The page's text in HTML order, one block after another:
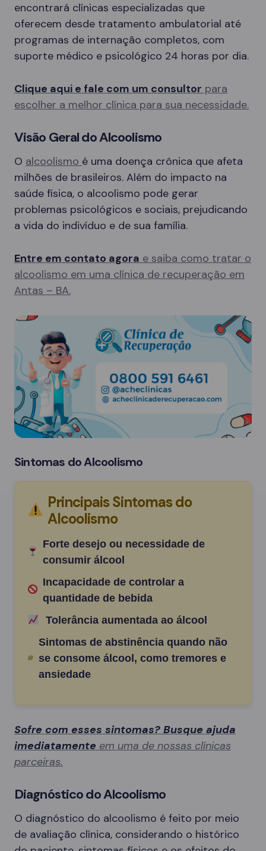
encontrará clínicas especializadas que
oferecem desde tratamento ambulatorial até
programas de internação completos, com
suporte médico e psicológico 24 horas por dia.
Clique aqui e fale com um consultor para
escolher a melhor clínica para sua necessidade.
Visão Geral do Alcoolismo
O alcoolismo é uma doença crônica que afeta
milhões de brasileiros. Além do impacto na
saúde física, o alcoolismo pode gerar
problemas psicológicos e sociais, prejudicando
a vida do indivíduo e de sua família.
Entre em contato agora e saiba como tratar o
alcoolismo em uma clínica de recuperação em
Antas – BA.
Sintomas do Alcoolismo
Principais Sintomas do
Alcoolismo
Forte desejo ou necessidade de
consumir álcool
Incapacidade de controlar a
quantidade de bebida
Tolerância aumentada ao álcool
Sintomas de abstinência quando não
se consome álcool, como tremores e
ansiedade
Sofre com esses sintomas? Busque ajuda
imediatamente em uma de nossas clínicas
parceiras.
Diagnóstico do Alcoolismo
O diagnóstico do alcoolismo é feito por meio
de avaliação clínica, considerando o histórico